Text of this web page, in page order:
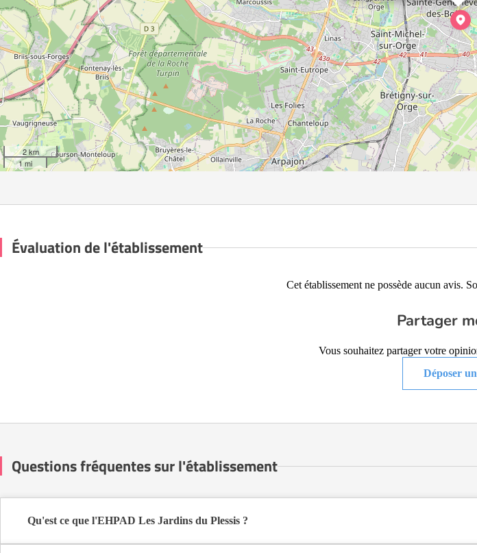
2 km
1 mi
Évaluation de l'établissement
Cet établissement ne possède aucun avis.
Partager
Vous souhaitez partager votre
Déposer
Questions fréquentes sur l'établissement
Qu'est ce que l'EHPAD Les Jardins du Plessis ?